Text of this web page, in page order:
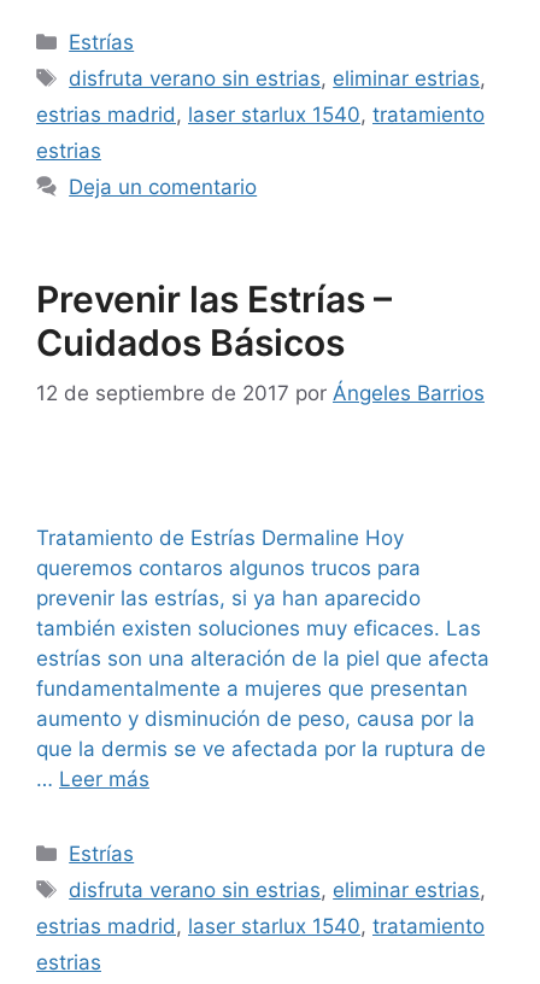
Estrías
disfruta verano sin estrias, eliminar estrias,
estrias madrid, laser starlux 1540, tratamiento
estrias
Deja un comentario
Prevenir las Estrías –
Cuidados Básicos
12 de septiembre de 2017 por Ángeles Barrios
Tratamiento de Estrías Dermaline Hoy
queremos contaros algunos trucos para
prevenir las estrías, si ya han aparecido
también existen soluciones muy eficaces. Las
estrías son una alteración de la piel que afecta
fundamentalmente a mujeres que presentan
aumento y disminución de peso, causa por la
que la dermis se ve afectada por la ruptura de
… Leer más
Estrías
disfruta verano sin estrias, eliminar estrias,
estrias madrid , laser starlux 1540, tratamiento
estrias